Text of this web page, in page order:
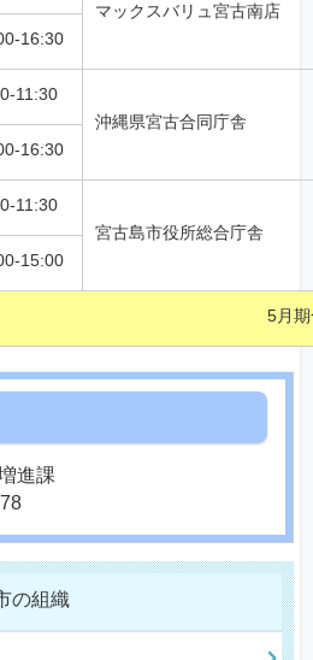
マックスバリュ宮古南店
16:30
11:30
沖縄県宮古合同庁舎
16:30
11:30
宮古島市役所総合庁舎
15:00
5月
進課
の組織